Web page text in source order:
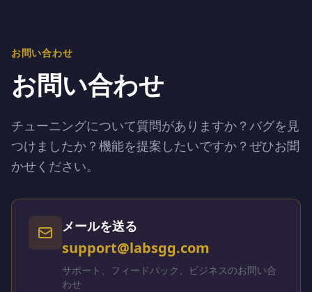
お問い合わせ
お問い合わせ
チューニングについて質問がありますか？バグを見
つけましたか？機能を提案したいですか？ぜひお聞
かせください。
メールを送る
support@labsgg.com
サポート、フィードバック、ビジネスのお問い合
わせ